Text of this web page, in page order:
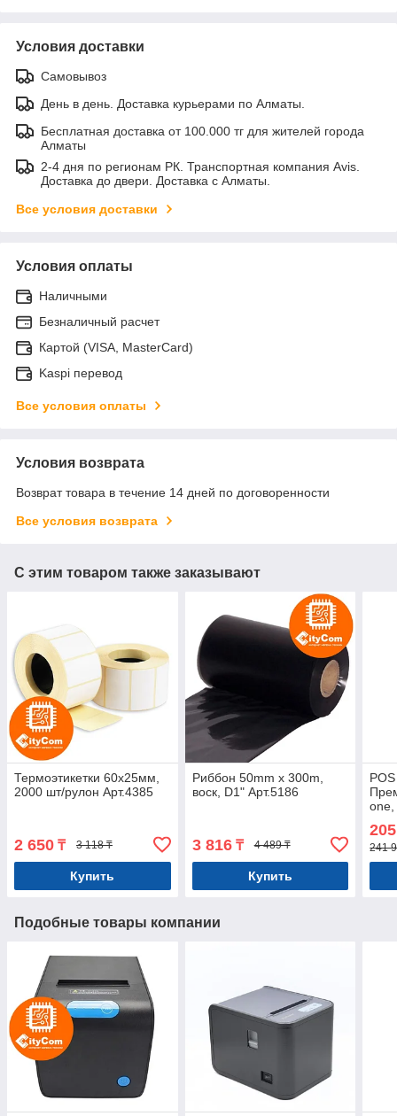
Условия доставки
Самовывоз
День в день. Доставка курьерами по Алматы.
Бесплатная доставка от 100.000 тг для жителей города
Алматы
2-4 дня по регионам РК. Транспортная компания Avis.
Доставка до двери. Доставка с Алматы.
Все условия доставки
Условия оплаты
Наличными
Безналичный расчет
Картой (VISA, MasterCard)
Kaspi перевод
Все условия оплаты
Условия возврата
Возврат товара в течение 14 дней по договоренности
Все условия возврата
С этим товаром также заказывают
Термоэтикетки 60х25мм,
2000 шт/рулон Арт.4385
2 650 ₸ 3 118 ₸
Купить
Риббон 50mm x 300m,
воск, D1" Арт.5186
3 816₸ 4 489 ₸
Купить
one,
241
Подобные товары компании